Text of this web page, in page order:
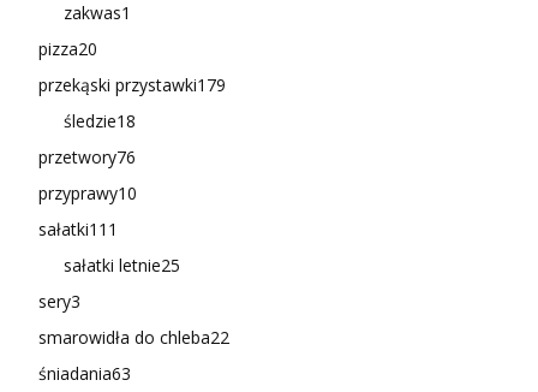
zakwas1
pizza20
przekąski przystawki179
śledzie18
przetwory76
przyprawy10
sałatki111
sałatki letnie25
sery3
smarowidła do chleba22
śniadania63